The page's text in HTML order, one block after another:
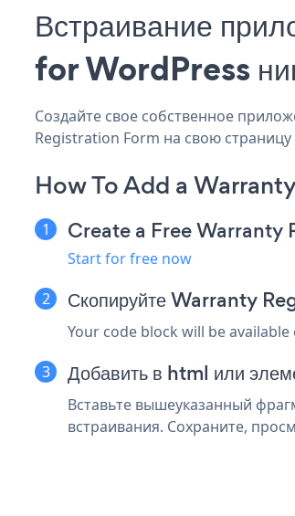
Встраивание
for WordPress
Создайте свое собственное
Registration Form на свою
How To Add a
Create a Free
Start for free now
Скопируйте Warranty
Your code block will be
Добавить в html или
Вставьте вышеуказанный
встраивания. Сохраните,